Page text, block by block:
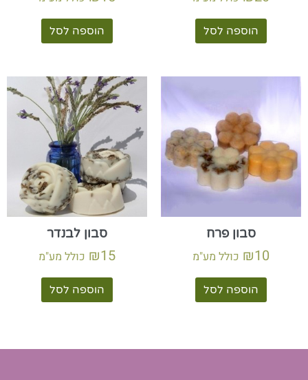
הוספה לסל הוספה לסל
סבון פרח
₪10 כולל מע"מ
הוספה לסל
סבון לבנדר
₪15 כולל מע"מ
הוספה לסל